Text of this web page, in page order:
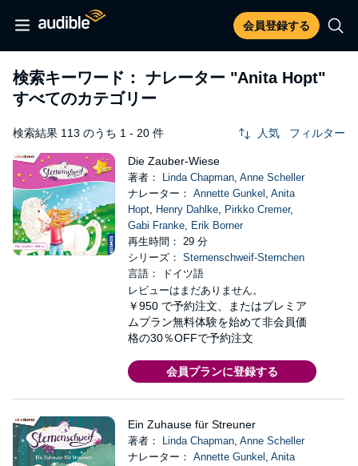
会員登録する
検索キーワード： ナレーター "Anita Hopt"
すべてのカテゴリー
検索結果 113 のうち 1 - 20 件 人気 フィルター
Die Zauber-Wiese
著者： Linda Chapman, Anne Scheller
ナレーター： Annette Gunkel , Anita
Hopt, Henry Dahlke, Pirkko Cremer,
Gabi Franke, Erik Borner
再生時間： 29 分
シリーズ： Sternenschweif-Sternchen
言語： ドイツ語
レビューはまだありません。
￥950 で予約注文、またはプレミア
ムプラン無料体験を始めて非会員価
格の30％OFFで予約注文
会員プランに登録する
Ein Zuhause für Streuner
著者： Linda Chapman, Anne Scheller
ナレーター： Annette Gunkel , Anita